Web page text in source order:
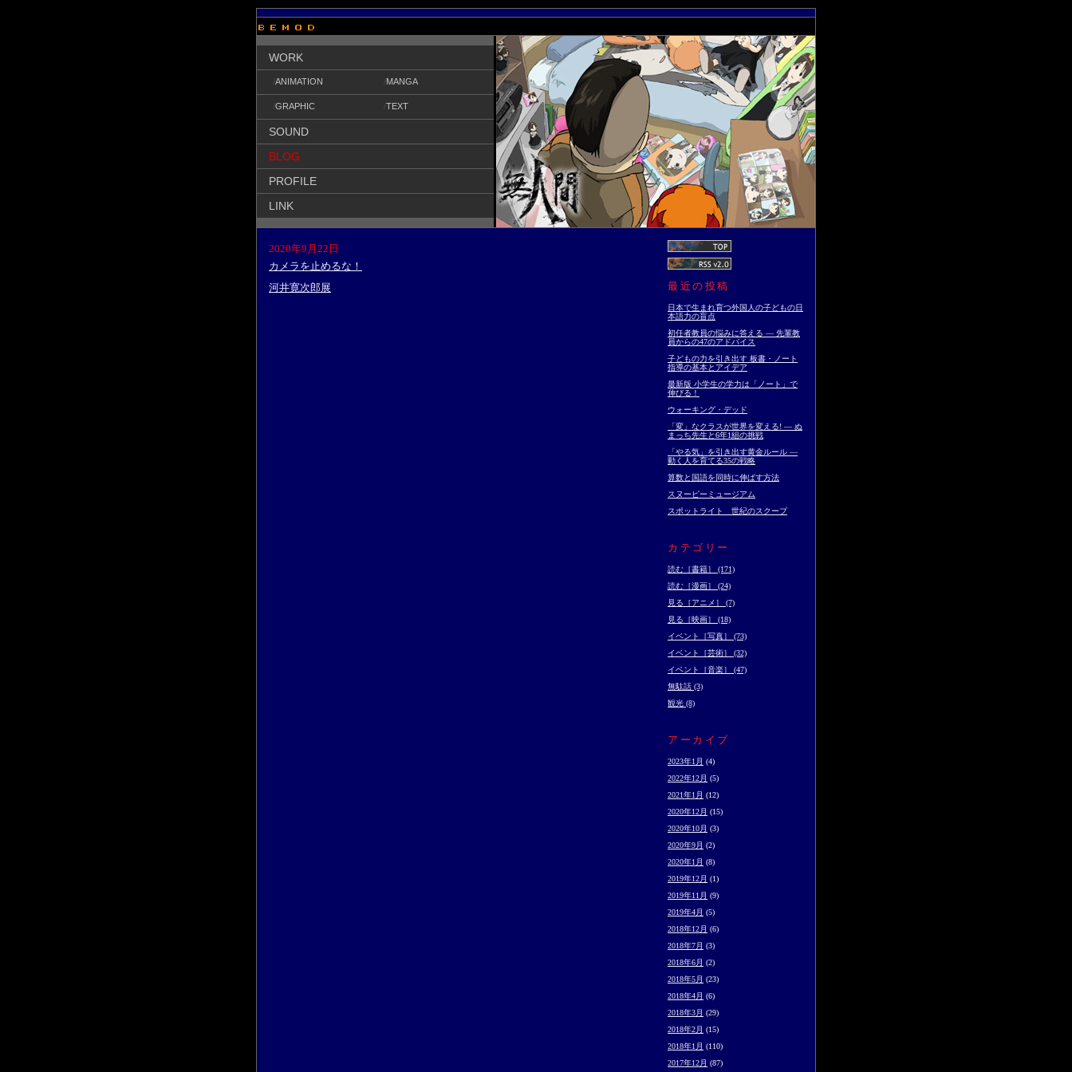
WORK
ANIMATION MANGA
GRAPHIC TEXT
SOUND
BLOG
PROFILE
LINK
2020年9月22日
カメラを止めるな！
河井寛次郎展
最近の投稿
日本で生まれ育つ外国人の子どもの日
本語力の盲点
初任者教員の悩みに答える ― 先輩教
員からの47のアドバイス
子どもの力を引き出す 板書・ノート
指導の基本とアイデア
最新版 小学生の学力は「ノート」で
伸びる！
ウォーキング・デッド
「変」なクラスが世界を変える! ― ぬ
まっち先生と6年1組の挑戦
「やる気」を引き出す黄金ルール ―
動く人を育てる35の戦略
算数と国語を同時に伸ばす方法
スヌーピーミュージアム
スポットライト 世紀のスクープ
カテゴリー
読む［書籍］ (171)
読む［漫画］ (24)
見る［アニメ］ (7)
見る［映画］ (18)
イベント［写真］ (73)
イベント［芸術］ (32)
イベント［音楽］ (47)
無駄話 (3)
観光 (8)
アーカイブ
2023年1月 (4)
2022年12月 (5)
2021年1月 (12)
2020年12月 (15)
2020年10月 (3)
2020年9月 (2)
2020年1月 (8)
2019年12月 (1)
2019年11月 (9)
2019年4月 (5)
2018年12月 (6)
2018年7月 (3)
2018年6月 (2)
2018年5月 (23)
2018年4月 (6)
2018年3月 (29)
2018年2月 (15)
2018年1月 (110)
2017年12月 (87)